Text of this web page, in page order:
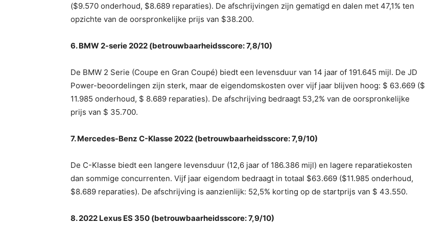
($9.570 onderhoud, $8.689 reparaties). De afschrijvingen zijn gematigd en dalen met 47,1% ten
opzichte van de oorspronkelijke prijs van $38.200.
6. BMW 2-serie 2022 (betrouwbaarheidsscore: 7,8/10)
De BMW 2 Serie (Coupe en Gran Coupé) biedt een levensduur van 14 jaar of 191.645 mijl. De JD
Power-beoordelingen zijn sterk, maar de eigendomskosten over vijf jaar blijven hoog: $ 63.669 ($
11.985 onderhoud, $ 8.689 reparaties). De afschrijving bedraagt ​​53,2% van de oorspronkelijke
prijs van $ 35.700.
7. Mercedes-Benz C-Klasse 2022 (betrouwbaarheidsscore: 7,9/10)
De C-Klasse biedt een langere levensduur (12,6 jaar of 186.386 mijl) en lagere reparatiekosten
dan sommige concurrenten. Vijf jaar eigendom bedraagt ​​in totaal $63.669 ($11.985 onderhoud,
$8.689 reparaties). De afschrijving is aanzienlijk: 52,5% korting op de startprijs van $ 43.550.
8. 2022 Lexus ES 350 (betrouwbaarheidsscore: 7,9/10)